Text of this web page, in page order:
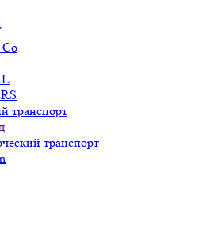
транспорт
транспорт